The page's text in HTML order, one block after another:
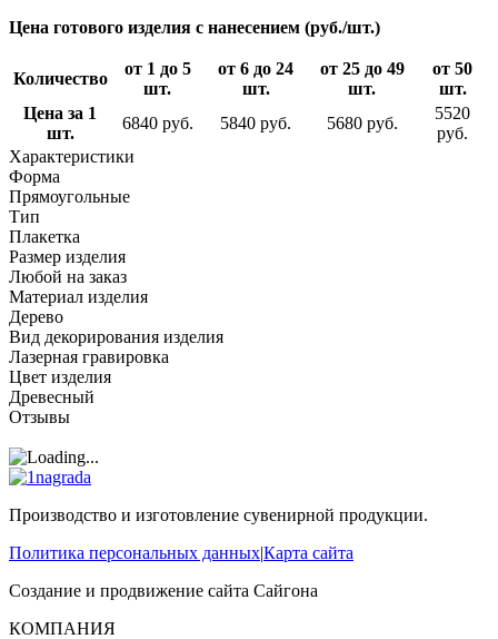
Цена готового изделия с нанесением (руб./шт.)
Количество
от 1 до 5
шт.
от 6 до 24
шт.
от 25 до 49
шт.
от 50
шт.
Цена за 1
шт.
6840 руб. 5840 руб. 5680 руб.
5520
руб.
Характеристики
Форма
Прямоугольные
Тип
Плакетка
Размер изделия
Любой на заказ
Материал изделия
Дерево
Вид декорирования изделия
Лазерная гравировка
Цвет изделия
Древесный
Отзывы
Производство и изготовление сувенирной продукции.
Политика персональных данных|Карта сайта
Создание и продвижение сайта Сайгона
КОМПАНИЯ